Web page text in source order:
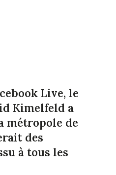
Live, le
Kimelfeld a
métropole de
des
à tous les